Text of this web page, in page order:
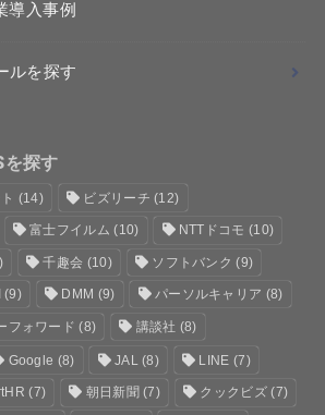
導入事例
ルを探す
を探す
(14) ビズリーチ (12)
富士フイルム (10) NTTドコモ (10)
千趣会 (10) ソフトバンク (9)
(9) DMM (9) パーソルキャリア (8)
フォワード (8) 講談社 (8)
Google (8) JAL (8) LINE (7)
(7) 朝日新聞 (7) クックビズ(7)